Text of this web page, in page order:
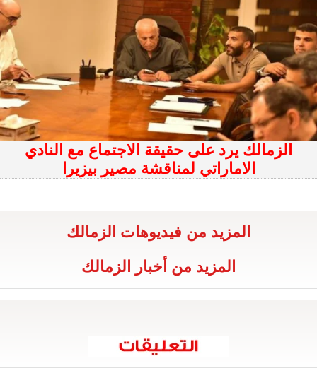
الزمالك يرد على حقيقة الاجتماع مع النادي
الاماراتي لمناقشة مصير بيزيرا
المزيد من فيديوهات الزمالك
المزيد من أخبار الزمالك